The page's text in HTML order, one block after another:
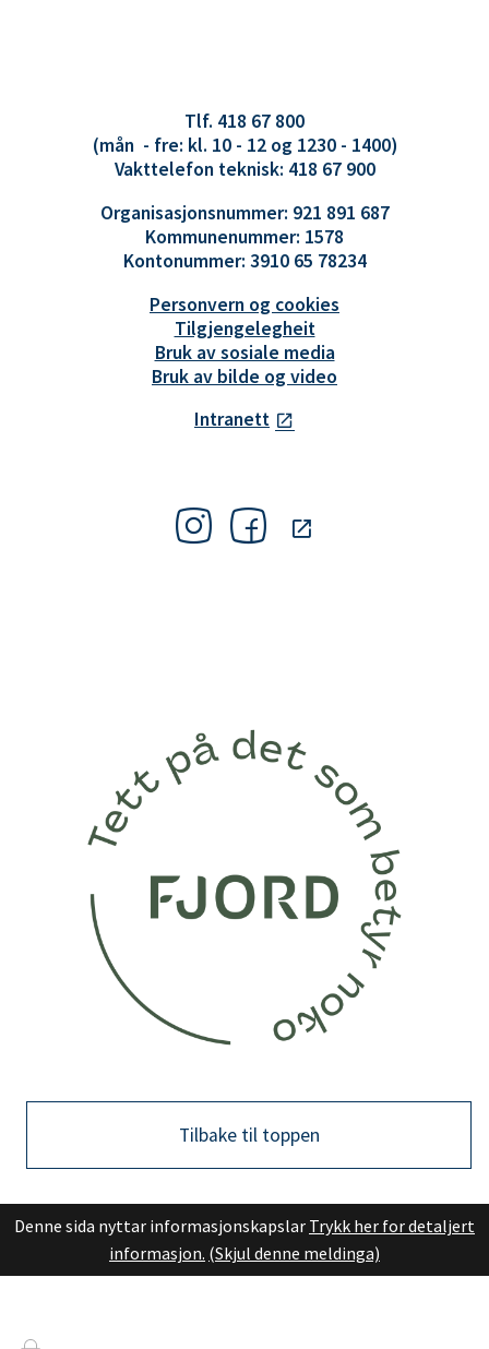
Tlf. 418 67 800
(mån - fre: kl. 10 - 12 og 1230 - 1400)
Vakttelefon teknisk: 418 67 900
Organisasjonsnummer: 921 891 687
Kommunenummer: 1578
Kontonummer: 3910 65 78234
Personvern og cookies
Tilgjengelegheit
Bruk av sosiale media
Bruk av bilde og video
Intranett
Tilbake til toppen
Denne sida nyttar informasjonskapslar Trykk her for detaljert
informasjon. (Skjul denne meldinga)